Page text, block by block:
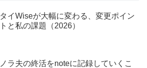
タイWiseが大幅に変わる、変更ポイン
トと私の課題（2026）
ノラ夫の終活をnoteに記録していくこ